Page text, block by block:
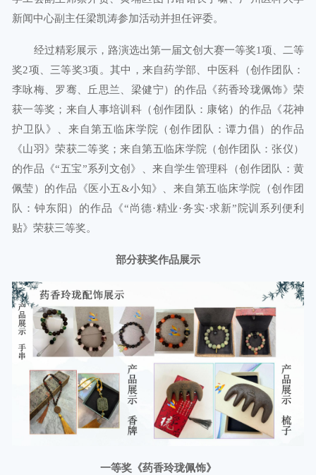
新闻中心副主任梁凯涛参加活动并担任评委。
经过精彩展示，路演选出第一届文创大赛一等奖1项、二等
奖2项、三等奖3项。其中，来自药学部、中医科（创作团队：
李咏梅、罗骞、丘思兰、梁健宁）的作品《药香玲珑佩饰》荣
获一等奖；来自人事培训科（创作团队：康铭）的作品《花神
护卫队》、来自第五临床学院（创作团队：谭力倡）的作品
《山羽》荣获二等奖；来自第五临床学院（创作团队：张仪）
的作品《“五宝”系列文创》、来自学生管理科（创作团队：黄
佩莹）的作品《医小五&小知》、来自第五临床学院（创作团
队：钟东阳）的作品《“尚德·精业·务实·求新”院训系列便利
贴》荣获三等奖。
部分获奖作品展示
一等奖《药香玲珑佩饰》